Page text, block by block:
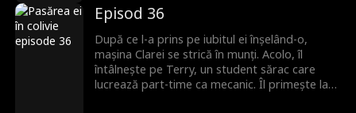
se prăbușește sub greutatea secretului său,
iar Terry pleacă, neștiind că Clara este
însărcinată. Ani mai târziu, el se întoarce cu
putere și bogăție, iar povestea lor de
dragoste începe din nou.
Episod 36
După ce l-a prins pe iubitul ei înșelând-o,
mașina Clarei se strică în munți. Acolo, îl
întâlnește pe Terry, un student sărac care
lucrează part-time ca mecanic. Îl primește la